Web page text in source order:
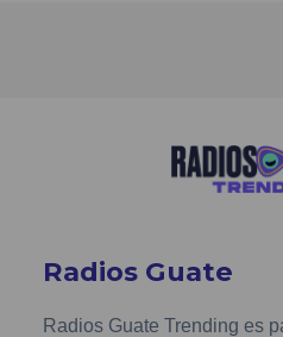
Radios Guate
Radios Guate Trending es